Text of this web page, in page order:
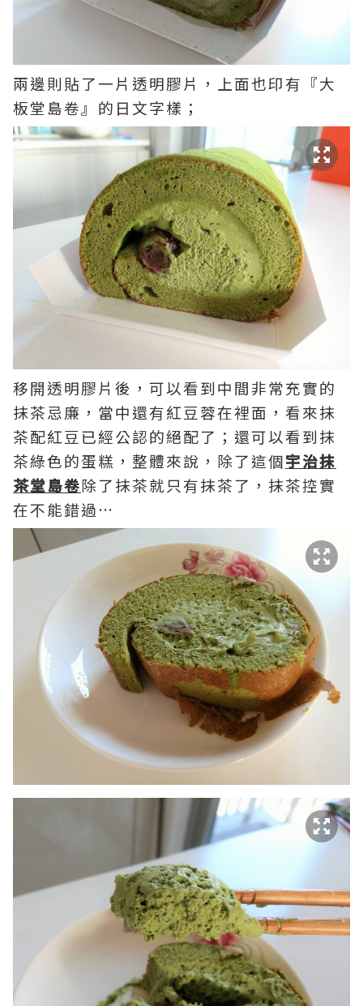
兩邊則貼了一片透明膠片，上面也印有『大
板堂島卷』的日文字樣；
移開透明膠片後，可以看到中間非常充實的
抹茶忌廉，當中還有紅豆蓉在裡面，看來抹
茶配紅豆已經公認的絕配了；還可以看到抹
茶綠色的蛋糕，整體來說，除了這個宇治抹
茶堂島卷除了抹茶就只有抹茶了，抹茶控實
在不能錯過…